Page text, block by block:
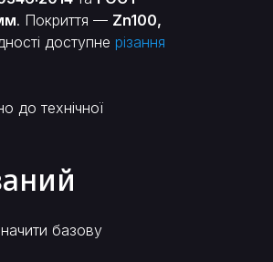
. Покриття — Zn100,
доступне різання
до технічної
базову